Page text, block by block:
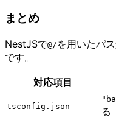
まとめ
NestJSで@​/​ を用いたパ
です。
対応項目
tsconfig.json
る